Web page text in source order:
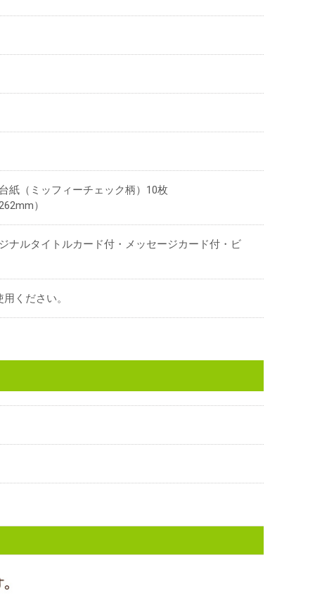
紙（ミッフィーチェック柄）10枚
）
ナルタイトルカード付・メッセージカード付・ビ
ください。